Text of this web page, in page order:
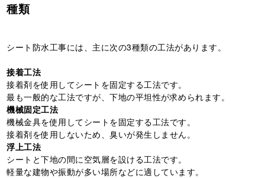
種類
シート防水工事には、主に次の3種類の工法があります。
接着工法
接着剤を使用してシートを固定する工法です。
最も一般的な工法ですが、下地の平坦性が求められます。
機械固定工法
機械金具を使用してシートを固定する工法です。
接着剤を使用しないため、臭いが発生しません。
浮上工法
シートと下地の間に空気層を設ける工法です。
軽量な建物や振動が多い場所などに適しています。